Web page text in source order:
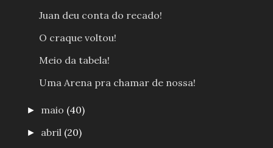
Juan deu conta do recado!
O craque voltou!
Meio da tabela!
Uma Arena pra chamar de nossa!
► maio (40)
► abril (20)